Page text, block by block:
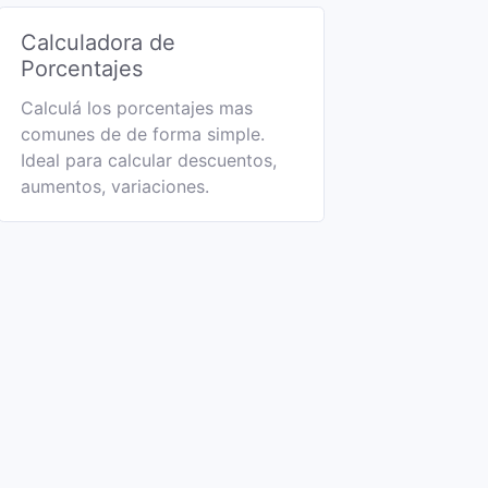
Calculadora de
Porcentajes
Calculá los porcentajes mas
comunes de de forma simple.
Ideal para calcular descuentos,
aumentos, variaciones.